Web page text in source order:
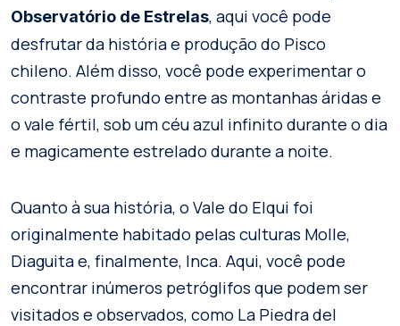
Observatório de Estrelas, aqui você pode
desfrutar da história e produção do Pisco
chileno. Além disso, você pode experimentar o
contraste profundo entre as montanhas áridas e
o vale fértil, sob um céu azul infinito durante o dia
e magicamente estrelado durante a noite.
Quanto à sua história, o Vale do Elqui foi
originalmente habitado pelas culturas Molle,
Diaguita e, finalmente, Inca. Aqui, você pode
encontrar inúmeros petróglifos que podem ser
visitados e observados, como La Piedra del